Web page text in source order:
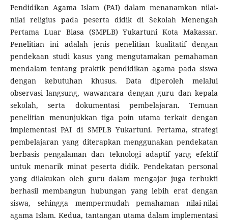
Pendidikan Agama Islam (PAI) dalam menanamkan nilai-
nilai religius pada peserta didik di Sekolah Menengah
Pertama Luar Biasa (SMPLB) Yukartuni Kota Makassar.
Penelitian ini adalah jenis penelitian kualitatif dengan
pendekaan studi kasus yang mengutamakan pemahaman
mendalam tentang praktik pendidikan agama pada siswa
dengan kebutuhan khusus. Data diperoleh melalui
observasi langsung, wawancara dengan guru dan kepala
sekolah, serta dokumentasi pembelajaran. Temuan
penelitian menunjukkan tiga poin utama terkait dengan
implementasi PAI di SMPLB Yukartuni. Pertama, strategi
pembelajaran yang diterapkan menggunakan pendekatan
berbasis pengalaman dan teknologi adaptif yang efektif
untuk menarik minat peserta didik. Pendekatan personal
yang dilakukan oleh guru dalam mengajar juga terbukti
berhasil membangun hubungan yang lebih erat dengan
siswa, sehingga mempermudah pemahaman nilai-nilai
agama Islam. Kedua, tantangan utama dalam implementasi